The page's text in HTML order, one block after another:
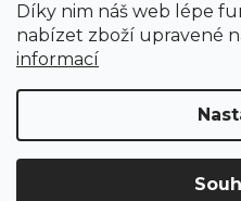
Díky nim náš web lépe
nabízet zboží upravené
informací
Copyright 2026PODLAHY